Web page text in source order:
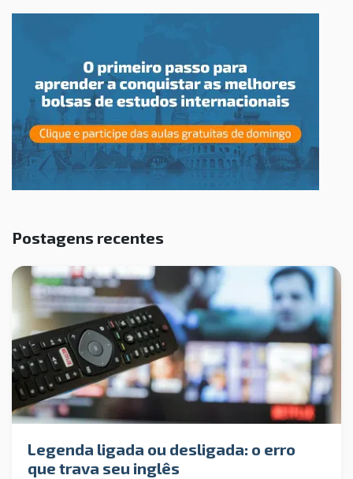
Postagens recentes
Legenda ligada ou desligada: o erro
que trava seu inglês